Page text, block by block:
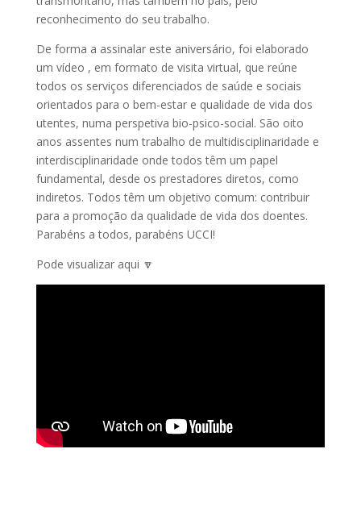
reconhecimento do seu trabalho.
De forma a assinalar este aniversário, foi elaborado
um vídeo , em formato de visita virtual, que reúne
todos os serviços diferenciados de saúde e sociais
orientados para o bem-estar e qualidade de vida dos
utentes, numa perspetiva bio-psico-social. São oito
anos assentes num trabalho de multidisciplinaridade e
interdisciplinaridade onde todos têm um papel
fundamental, desde os prestadores diretos, como
indiretos. Todos têm um objetivo comum: contribuir
para a promoção da qualidade de vida dos doentes.
Parabéns a todos, parabéns UCCI!
Pode visualizar aqui 🔽